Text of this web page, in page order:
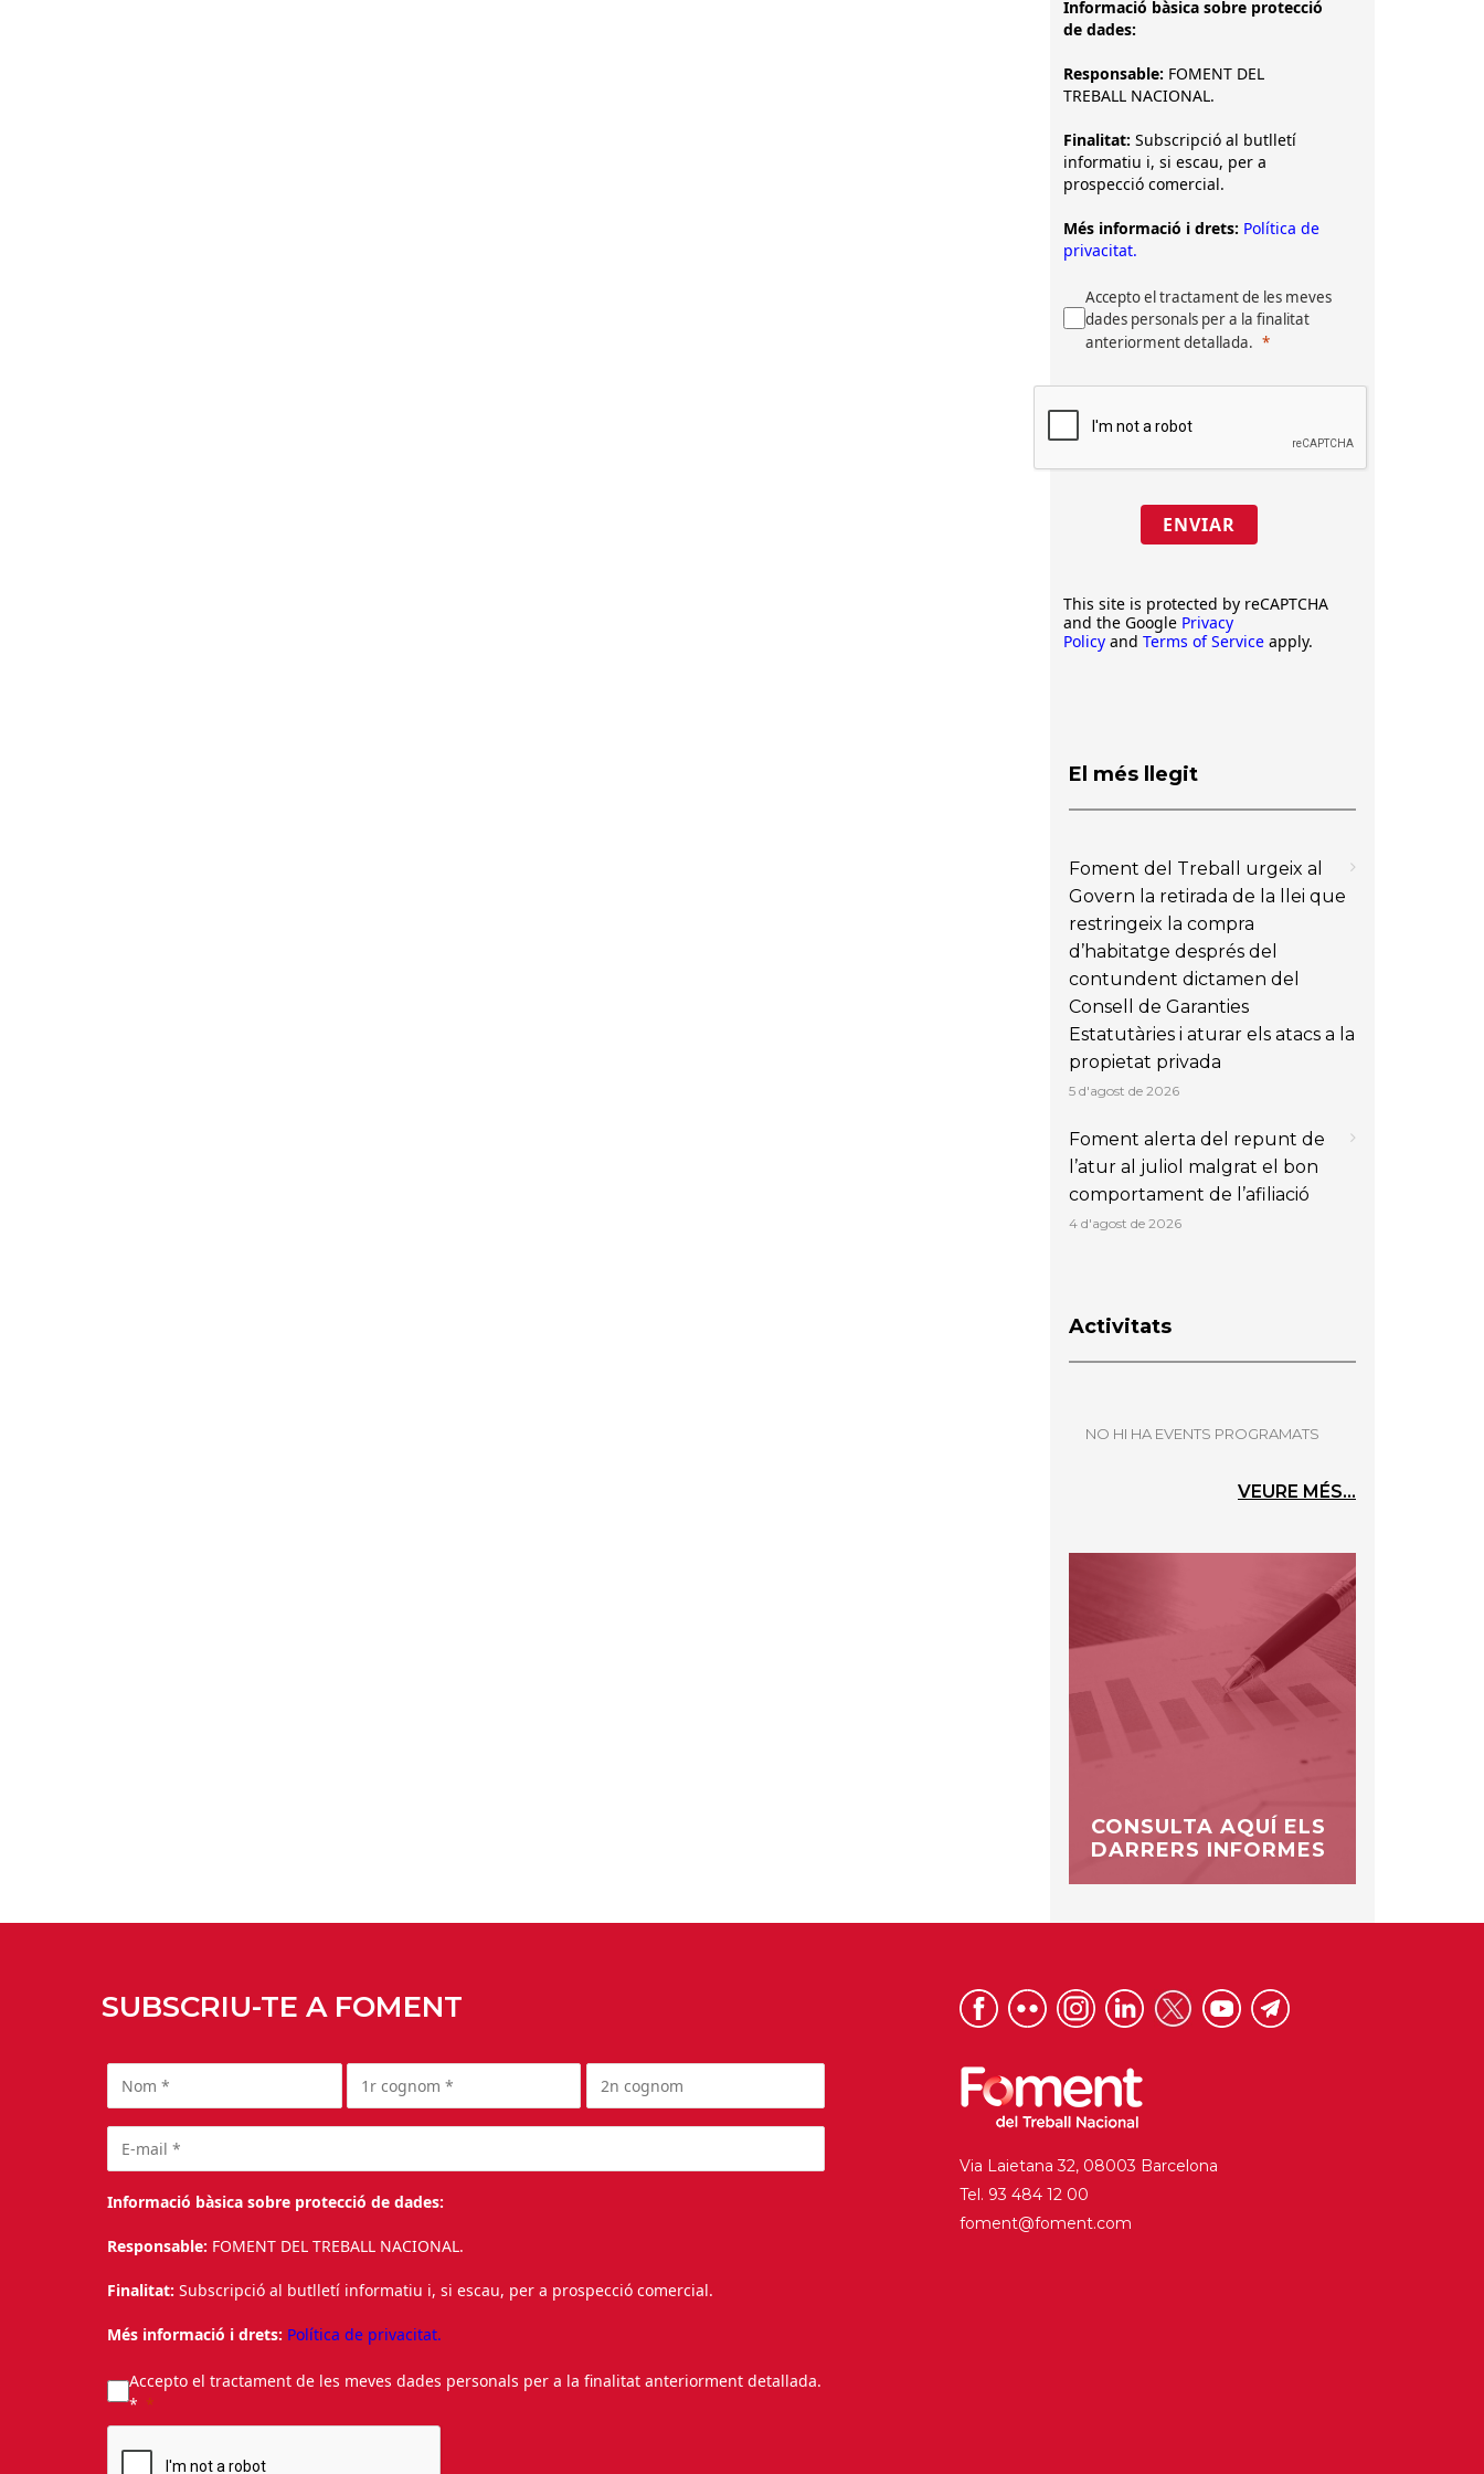
Informació bàsica sobre protecció
de dades:
Responsable: FOMENT DEL
TREBALL NACIONAL.
Finalitat: Subscripció al butlletí
informatiu i, si escau, per a
prospecció comercial.
Més informació i drets: Política de
privacitat.
Accepto el tractament de les meves
dades personals per a la finalitat
anteriorment detallada.
ENVIAR
This site is protected by reCAPTCHA
and the Google Privacy
Policy and Terms of Service apply.
El més llegit
Foment del Treball urgeix al
Govern la retirada de la llei que
restringeix la compra
d’habitatge després del
contundent dictamen del
Consell de Garanties
Estatutàries i aturar els atacs a la
propietat privada
5 d'agost de 2026
Foment alerta del repunt de
l’atur al juliol malgrat el bon
comportament de l’afiliació
4 d'agost de 2026
Activitats
NO HI HA EVENTS PROGRAMATS
VEURE MÉS...
CONSULTA AQUÍ ELS
DARRERS INFORMES
SUBSCRIU-TE A FOMENT
Informació bàsica sobre protecció de dades:
Responsable: FOMENT DEL TREBALL NACIONAL.
Finalitat: Subscripció al butlletí informatiu i, si escau, per a prospecció comercial.
Més informació i drets: Política de privacitat.
Accepto el tractament de les meves dades personals per a la finalitat anteriorment detallada.
*
Via Laietana 32, 08003 Barcelona
Tel. 93 484 12 00
foment@foment.com